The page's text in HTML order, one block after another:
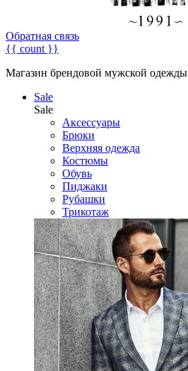
Обратная связь
{{ count }}
Магазин брендовой мужской одежды
Sale
Sale
Аксессуары
Брюки
Верхняя одежда
Костюмы
Обувь
Пиджаки
Рубашки
Трикотаж